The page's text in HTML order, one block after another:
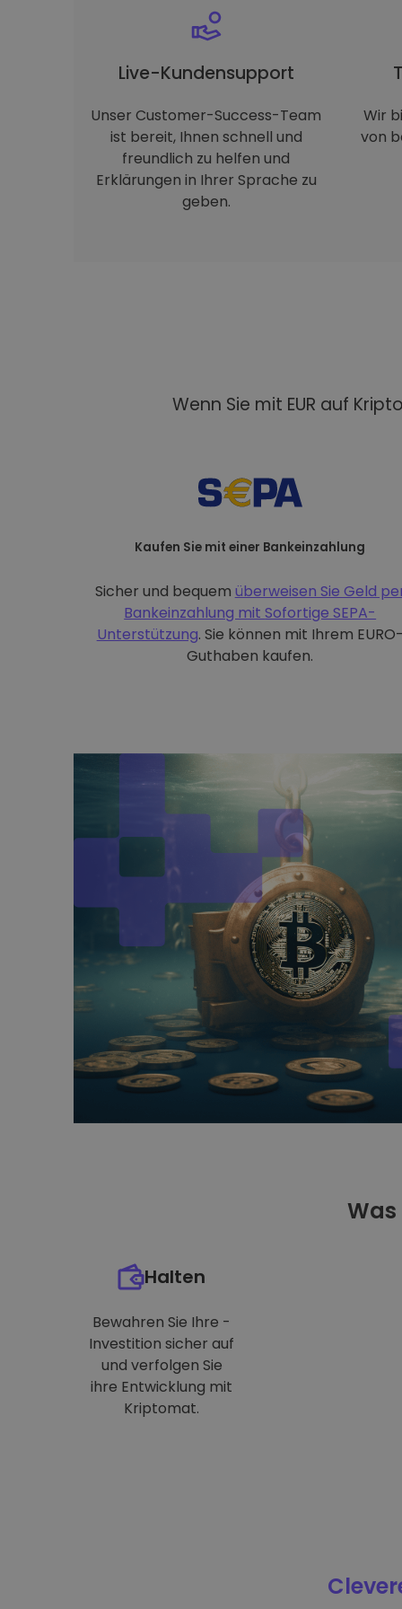
Live-Kundensupport
Unser Customer-Success-Team
ist bereit, Ihnen schnell und
freundlich zu helfen und
Erklärungen in Ihrer Sprache zu
geben.
Wir
von
Wenn Sie mit EUR auf
Kaufen Sie mit einer Bankeinzahlung
Sicher und bequem überweisen Sie Geld
Bankeinzahlung mit Sofortige SEPA-
Unterstützung. Sie können mit Ihrem
Guthaben kaufen.
Halten
Bewahren Sie Ihre -
Investition sicher auf
und verfolgen Sie
ihre Entwicklung mit
Kriptomat.